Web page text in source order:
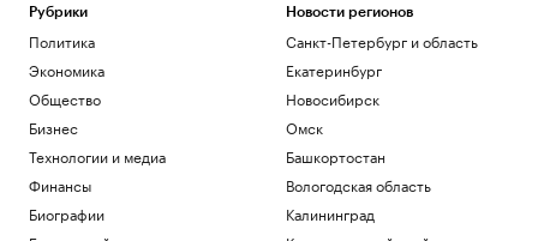
Рубрики
Политика
Экономика
Общество
Бизнес
Технологии и медиа
Финансы
Биографии
Новости регионов
Санкт-Петербург и область
Екатеринбург
Новосибирск
Омск
Башкортостан
Вологодская область
Калининград